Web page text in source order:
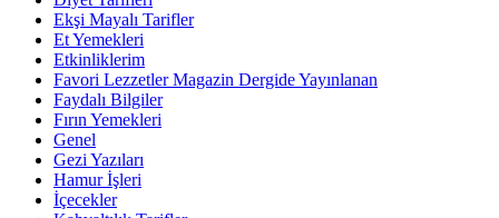
Ekşi Mayalı Tarifler
Et Yemekleri
Etkinliklerim
Favori Lezzetler Magazin Dergide Yayınlanan
Faydalı Bilgiler
Fırın Yemekleri
Genel
Gezi Yazıları
Hamur İşleri
İçecekler